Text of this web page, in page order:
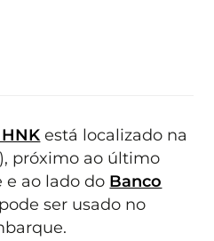
está localizado na
próximo ao último
ao lado do Banco
ser usado no